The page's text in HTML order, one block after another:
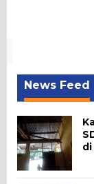
News Feed
di